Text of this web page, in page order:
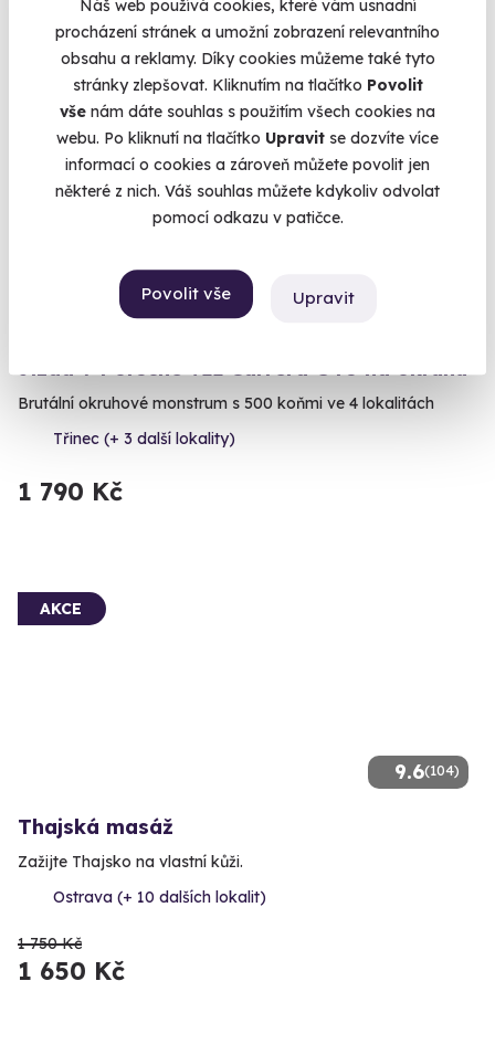
Náš web používá cookies, které vám usnadní
procházení stránek a umožní zobrazení relevantního
obsahu a reklamy. Díky cookies můžeme také tyto
stránky zlepšovat. Kliknutím na tlačítko Povolit
vše nám dáte souhlas s použitím všech cookies na
webu. Po kliknutí na tlačítko Upravit se dozvíte více
informací o cookies a zároveň můžete povolit jen
některé z nich. Váš souhlas můžete kdykoliv odvolat
pomocí odkazu v patičce.
Povolit vše Upravit
1 790 Kč
Volný termín už 31. 08. 2026
AKCE
Brutální okruhové monstrum s 500 koňmi ve 4 lokalitách
Třinec (+ 3 další lokality)
1 790 Kč
9.6(104)
AKCE
Thajská masáž
Zažijte Thajsko na vlastní kůži.
Ostrava (+ 10 dalších lokalit)
1 750 Kč
1 650 Kč